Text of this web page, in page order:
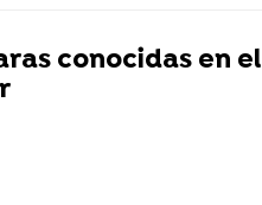
conocidas en el